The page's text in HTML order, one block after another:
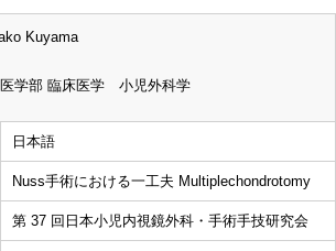
Kuyama
学部 臨床医学 小児外科学
日本語
Nuss手術における一工夫 Multiplechondrotomy
第 37 回日本小児内視鏡外科・手術手技研究会